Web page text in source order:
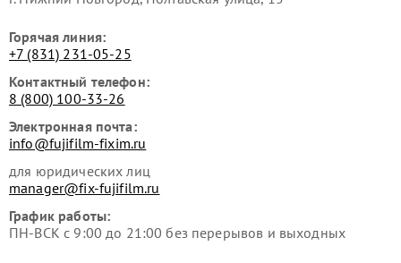
Горячая линия:
+7 (831) 231-05-25
Контактный телефон:
8 (800) 100-33-26
Электронная почта:
info@fujifilm-fixim.ru
для юридических лиц
manager@fix-fujifilm.ru
График работы:
ПН-ВСК с 9:00 до 21:00 без перерывов и выходных